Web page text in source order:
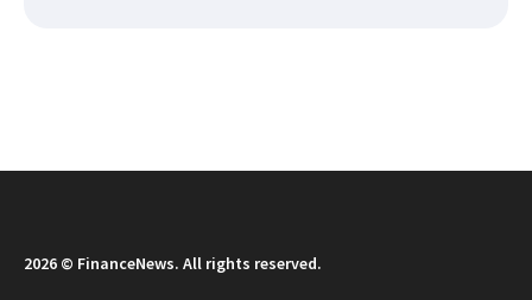
2026 © FinanceNews. All rights reserved.